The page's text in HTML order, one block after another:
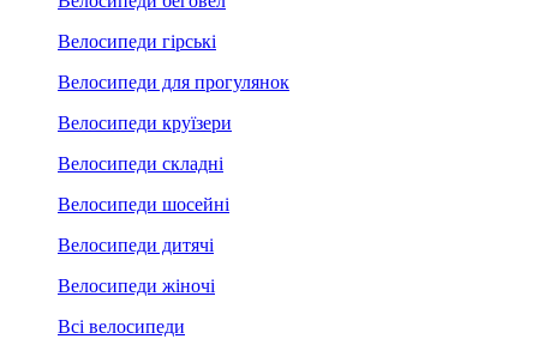
Велосипеди гірські
Велосипеди для прогулянок
Велосипеди круїзери
Велосипеди складні
Велосипеди шосейні
Велосипеди дитячі
Велосипеди жіночі
Всі велосипеди